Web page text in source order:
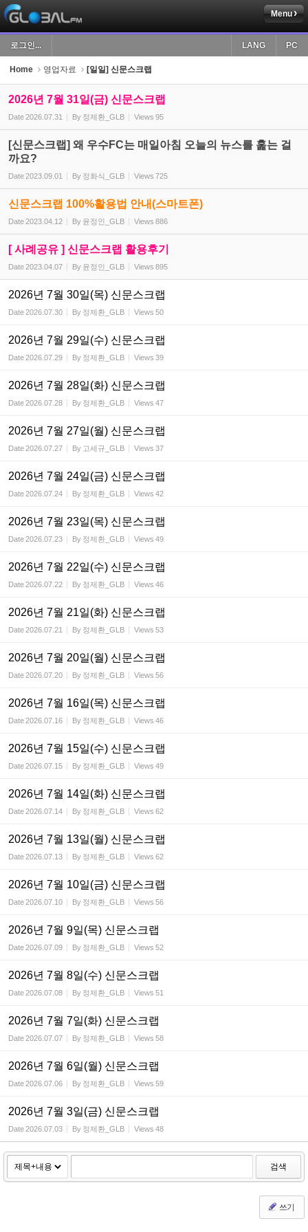
Menu
로그인... PC
LANG
Home 영업자료 [일일] 신문스크랩
2026년 7월 31일(금) 신문스크랩
Date2026.07.31 By 정제환_GLB Views 95
[신문스크랩] 왜 우수FC는 매일아침 오늘의 뉴스를 훑는 걸
까요?
Date2023.09.01 By 정화식_GLB Views 725
신문스크랩 100%활용법 안내(스마트폰)
Date2023.04.12 By 윤정인_GLB Views 886
[ 사례공유 ] 신문스크랩 활용후기
Date2023.04.07 By 윤정인_GLB Views 895
2026년 7월 30일(목) 신문스크랩
Date2026.07.30 By 정제환_GLB Views 50
2026년 7월 29일(수) 신문스크랩
Date2026.07.29 By 정제환_GLB Views 39
2026년 7월 28일(화) 신문스크랩
Date2026.07.28 By 정제환_GLB Views 47
2026년 7월 27일(월) 신문스크랩
Date2026.07.27 By 고세규_GLB Views 37
2026년 7월 24일(금) 신문스크랩
Date2026.07.24 By 정제환_GLB Views 42
2026년 7월 23일(목) 신문스크랩
Date2026.07.23 By 정제환_GLB Views 49
2026년 7월 22일(수) 신문스크랩
Date2026.07.22 By 정제환_GLB Views 46
2026년 7월 21일(화) 신문스크랩
Date2026.07.21 By 정제환_GLB Views 53
2026년 7월 20일(월) 신문스크랩
Date2026.07.20 By 정제환_GLB Views 56
2026년 7월 16일(목) 신문스크랩
Date2026.07.16 By 정제환_GLB Views 46
2026년 7월 15일(수) 신문스크랩
Date2026.07.15 By 정제환_GLB Views 49
2026년 7월 14일(화) 신문스크랩
Date2026.07.14 By 정제환_GLB Views 62
2026년 7월 13일(월) 신문스크랩
Date2026.07.13 By 정제환_GLB Views 62
2026년 7월 10일(금) 신문스크랩
Date2026.07.10 By 정제환_GLB Views 56
2026년 7월 9일(목) 신문스크랩
Date2026.07.09 By 정제환_GLB Views 52
2026년 7월 8일(수) 신문스크랩
Date2026.07.08 By 정제환_GLB Views 51
2026년 7월 7일(화) 신문스크랩
Date2026.07.07 By 정제환_GLB Views 58
2026년 7월 6일(월) 신문스크랩
Date2026.07.06 By 정제환_GLB Views 59
2026년 7월 3일(금) 신문스크랩
Date2026.07.03 By 정제환_GLB Views 48
검색
쓰기
Sketchbook5, 스케치북5
Sketchbook5, 스케치북5